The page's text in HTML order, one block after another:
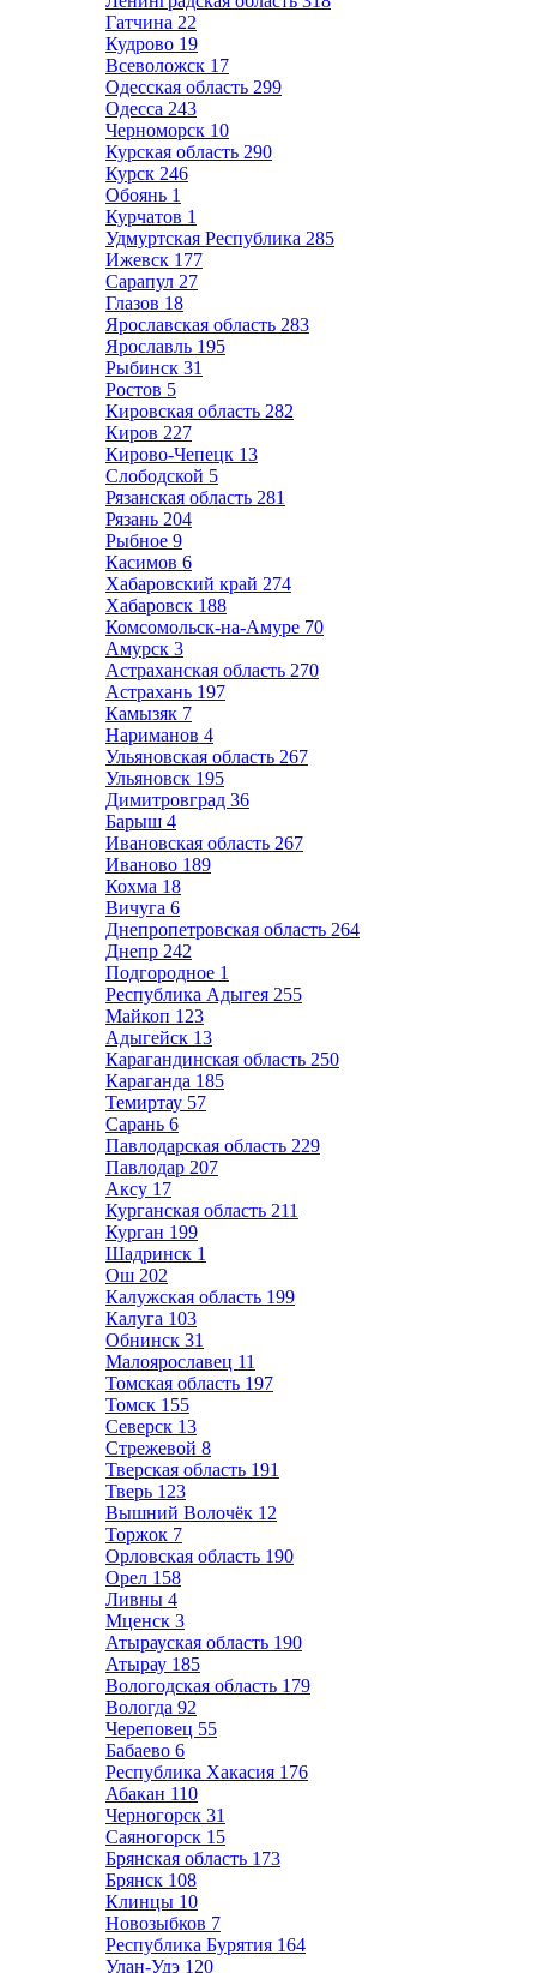
Гатчина 22
Кудрово 19
Всеволожск 17
Одесская область 299
Одесса 243
Черноморск 10
Курская область 290
Курск 246
Обоянь 1
Курчатов 1
Удмуртская Республика 285
Ижевск 177
Сарапул 27
Глазов 18
Ярославская область 283
Ярославль 195
Рыбинск 31
Ростов 5
Кировская область 282
Киров 227
Кирово-Чепецк 13
Слободской 5
Рязанская область 281
Рязань 204
Рыбное 9
Касимов 6
Хабаровский край 274
Хабаровск 188
Комсомольск-на-Амуре 70
Амурск 3
Астраханская область 270
Астрахань 197
Камызяк 7
Нариманов 4
Ульяновская область 267
Ульяновск 195
Димитровград 36
Барыш 4
Ивановская область 267
Иваново 189
Кохма 18
Вичуга 6
Днепропетровская область 264
Днепр 242
Подгородное 1
Республика Адыгея 255
Майкоп 123
Адыгейск 13
Карагандинская область 250
Караганда 185
Темиртау 57
Сарань 6
Павлодарская область 229
Павлодар 207
Аксу 17
Курганская область 211
Курган 199
Шадринск 1
Ош 202
Калужская область 199
Калуга 103
Обнинск 31
Малоярославец 11
Томская область 197
Томск 155
Северск 13
Стрежевой 8
Тверская область 191
Тверь 123
Вышний Волочёк 12
Торжок 7
Орловская область 190
Орел 158
Ливны 4
Мценск 3
Атырауская область 190
Атырау 185
Вологодская область 179
Вологда 92
Череповец 55
Бабаево 6
Республика Хакасия 176
Абакан 110
Черногорск 31
Саяногорск 15
Брянская область 173
Брянск 108
Клинцы 10
Новозыбков 7
Республика Бурятия 164
Улан-Удэ 120